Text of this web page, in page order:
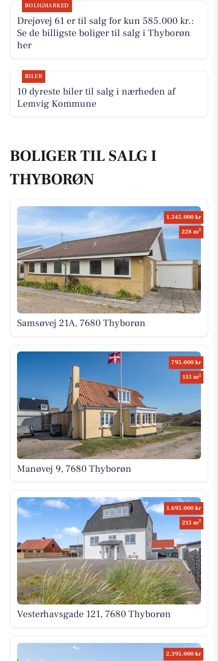
BOLIGMARKED
Drejøvej 61 er til salg for kun 585.000 kr.:
Se de billigste boliger til salg i Thyborøn
her
BILER
10 dyreste biler til salg i nærheden af
Lemvig Kommune
BOLIGER TIL SALG I
THYBORØN
1.345.000 kr
228 m2
Samsøvej 21A, 7680 Thyborøn
795.000 kr
115 m2
Manøvej 9, 7680 Thyborøn
1.695.000 kr
213 m2
Vesterhavsgade 121, 7680 Thyborøn
2.395.000 kr